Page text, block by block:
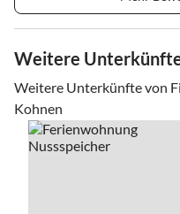
Weitere
Weitere Unterkünfte von
Kohnen